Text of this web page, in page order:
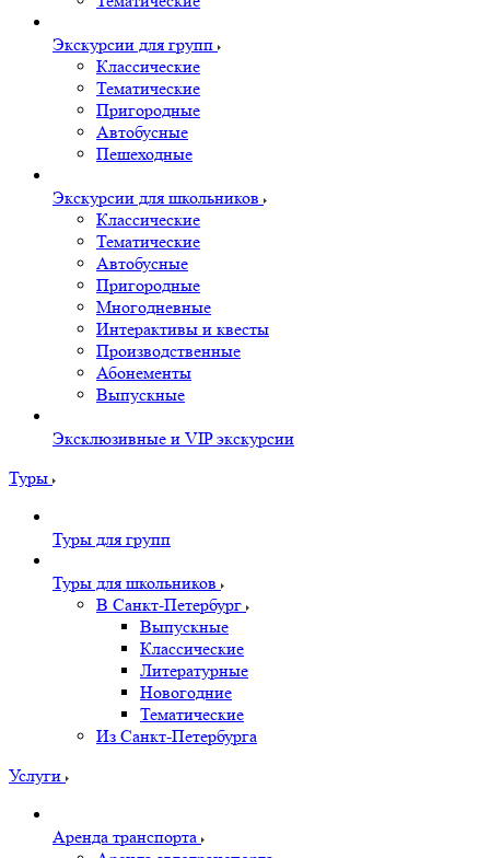
Экскурсии для групп
Классические
Тематические
Пригородные
Автобусные
Пешеходные
Экскурсии для школьников
Классические
Тематические
Автобусные
Пригородные
Многодневные
Интерактивы и квесты
Производственные
Абонементы
Выпускные
Эксклюзивные и VIP экскурсии
Туры
Туры для групп
Туры для школьников
В Санкт-Петербург
Выпускные
Классические
Литературные
Новогодние
Тематические
Из Санкт-Петербурга
Услуги
Аренда транспорта